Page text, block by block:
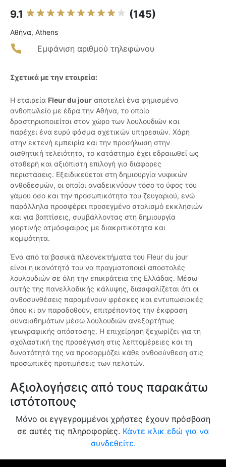
9.1 (145)
Αθήνα, Athens
Εμφάνιση αριθμού τηλεφώνου
Σχετικά με την εταιρεία:
Η εταιρεία Fleur du jour αποτελεί ένα φημισμένο
ανθοπωλείο με έδρα την Αθήνα, το οποίο
δραστηριοποιείται στον χώρο των λουλουδιών και
παρέχει ένα ευρύ φάσμα σχετικών υπηρεσιών. Χάρη
στην εκτενή εμπειρία και την προσήλωση στην
αισθητική τελειότητα, το κατάστημα έχει εδραιωθεί ως
σταθερή και αξιόπιστη επιλογή για διάφορες
περιστάσεις. Εξειδικεύεται στη δηµιουργία νυφικών
ανθοδεσμών, οι οποίοι αναδεικνύουν τόσο το ύφος του
γάμου όσο και την προσωπικότητα του ζευγαριού, ενώ
παράλληλα προσφέρει προσεγμένο στολισμό εκκλησιών
και για βαπτίσεις, συμβάλλοντας στη δημιουργία
γιορτινής ατμόσφαιρας με διακριτικότητα και
κομψότητα.
Ένα από τα βασικά πλεονεκτήματα του Fleur du jour
είναι η ικανότητά του να πραγματοποιεί αποστολές
λουλουδιών σε όλη την επικράτεια της Ελλάδας. Μέσω
αυτής της πανελλαδικής κάλυψης, διασφαλίζεται ότι οι
ανθοσυνθέσεις παραμένουν φρέσκες και εντυπωσιακές
όπου κι αν παραδοθούν, επιτρέποντας την έκφραση
συναισθημάτων μέσω λουλουδιών ανεξαρτήτως
γεωγραφικής απόστασης. Η επιχείρηση ξεχωρίζει για τη
σχολαστική της προσέγγιση στις λεπτομέρειες και τη
δυνατότητά της να προσαρμόζει κάθε ανθοσύνθεση στις
προσωπικές προτιμήσεις των πελατών.
Αξιολογήσεις από τους παρακάτω
ιστότοπους
Μόνο οι εγγεγραμμένοι χρήστες έχουν πρόσβαση
σε αυτές τις πληροφορίες. Κάντε κλικ εδώ για να
συνδεθείτε.